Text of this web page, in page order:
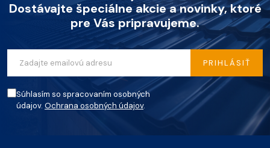
Dostávajte špeciálne akcie a novinky, ktoré
pre Vás pripravujeme.
Súhlasím so spracovaním osobných
údajov. Ochrana osobných údajov.
PRIHLÁSIŤ